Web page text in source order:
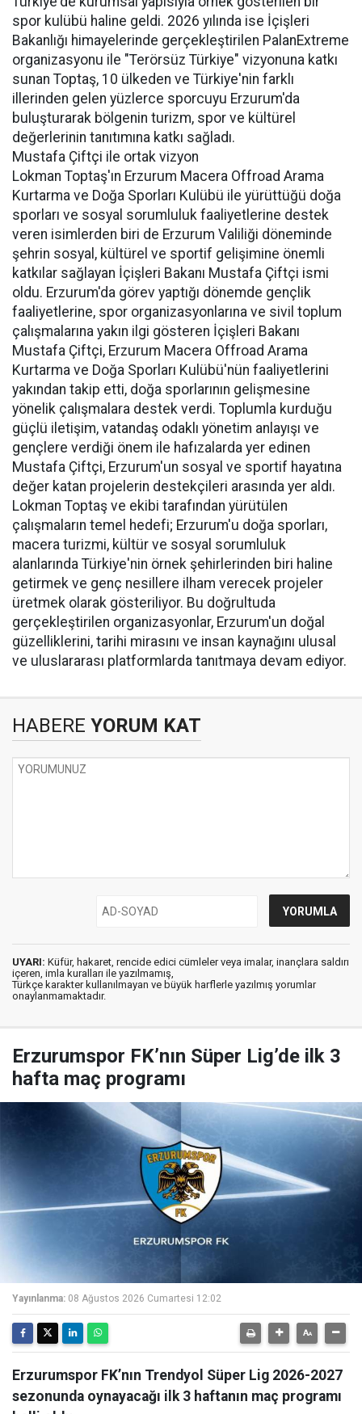
spor kulübü haline geldi. 2026 yılında ise İçişleri
Bakanlığı himayelerinde gerçekleştirilen PalanExtreme
organizasyonu ile "Terörsüz Türkiye" vizyonuna katkı
sunan Toptaş, 10 ülkeden ve Türkiye'nin farklı
illerinden gelen yüzlerce sporcuyu Erzurum'da
buluşturarak bölgenin turizm, spor ve kültürel
değerlerinin tanıtımına katkı sağladı.
Mustafa Çiftçi ile ortak vizyon
Lokman Toptaş'ın Erzurum Macera Offroad Arama
Kurtarma ve Doğa Sporları Kulübü ile yürüttüğü doğa
sporları ve sosyal sorumluluk faaliyetlerine destek
veren isimlerden biri de Erzurum Valiliği döneminde
şehrin sosyal, kültürel ve sportif gelişimine önemli
katkılar sağlayan İçişleri Bakanı Mustafa Çiftçi ismi
oldu. Erzurum'da görev yaptığı dönemde gençlik
faaliyetlerine, spor organizasyonlarına ve sivil toplum
çalışmalarına yakın ilgi gösteren İçişleri Bakanı
Mustafa Çiftçi, Erzurum Macera Offroad Arama
Kurtarma ve Doğa Sporları Kulübü'nün faaliyetlerini
yakından takip etti, doğa sporlarının gelişmesine
yönelik çalışmalara destek verdi. Toplumla kurduğu
güçlü iletişim, vatandaş odaklı yönetim anlayışı ve
gençlere verdiği önem ile hafızalarda yer edinen
Mustafa Çiftçi, Erzurum'un sosyal ve sportif hayatına
değer katan projelerin destekçileri arasında yer aldı.
Lokman Toptaş ve ekibi tarafından yürütülen
çalışmaların temel hedefi; Erzurum'u doğa sporları,
macera turizmi, kültür ve sosyal sorumluluk
alanlarında Türkiye'nin örnek şehirlerinden biri haline
getirmek ve genç nesillere ilham verecek projeler
üretmek olarak gösteriliyor. Bu doğrultuda
gerçekleştirilen organizasyonlar, Erzurum'un doğal
güzelliklerini, tarihi mirasını ve insan kaynağını ulusal
ve uluslararası platformlarda tanıtmaya devam ediyor.
HABERE YORUM KAT
UYARI: Küfür, hakaret, rencide edici cümleler veya imalar, inançlara saldırı
içeren, imla kuralları ile yazılmamış,
Türkçe karakter kullanılmayan ve büyük harflerle yazılmış yorumlar
onaylanmamaktadır.
Erzurumspor FK’nın Süper Lig’de ilk 3
hafta maç programı
Yayınlanma: 08 Ağustos 2026 Cumartesi 12:02
Erzurumspor FK’nın Trendyol Süper Lig 2026-2027
sezonunda oynayacağı ilk 3 haftanın maç programı